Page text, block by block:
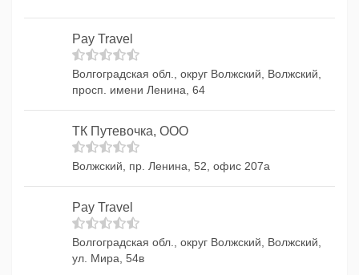
Pay Travel
Волгоградская обл., округ Волжский, Волжский,
просп. имени Ленина, 64
ТК Путевочка, ООО
Волжский, пр. Ленина, 52, офис 207а
Pay Travel
Волгоградская обл., округ Волжский, Волжский,
ул. Мира, 54в